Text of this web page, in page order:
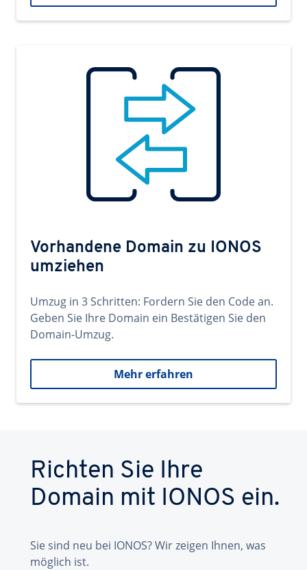
Vorhandene Domain zu IONOS
umziehen
Umzug in 3 Schritten: Fordern Sie den Code an.
Geben Sie Ihre Domain ein Bestätigen Sie den
Domain-Umzug.
Mehr erfahren
Richten Sie Ihre
Domain mit IONOS ein.
Sie sind neu bei IONOS? Wir zeigen Ihnen, was
möglich ist.